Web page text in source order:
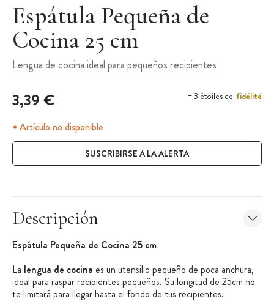
Espátula Pequeña de
Cocina 25 cm
Lengua de cocina ideal para pequeños recipientes
3,39 € + 3 étoiles de fidélité
Artículo no disponible
SUSCRIBIRSE A LA ALERTA
Descripción
Espátula Pequeña de Cocina 25 cm
La lengua de cocina es un utensilio pequeño de poca anchura,
ideal para raspar recipientes pequeños. Su longitud de 25cm no
te limitará para llegar hasta el fondo de tus recipientes.